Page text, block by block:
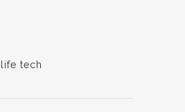
life tech